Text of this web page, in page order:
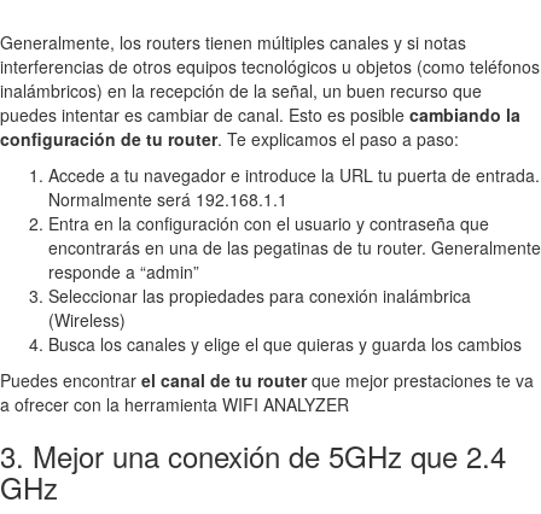
Generalmente, los routers tienen múltiples canales y si notas
interferencias de otros equipos tecnológicos u objetos (como teléfonos
inalámbricos) en la recepción de la señal, un buen recurso que
puedes intentar es cambiar de canal. Esto es posible cambiando la
configuración de tu router. Te explicamos el paso a paso:
Accede a tu navegador e introduce la URL tu puerta de entrada.
Normalmente será 192.168.1.1
Entra en la configuración con el usuario y contraseña que
encontrarás en una de las pegatinas de tu router. Generalmente
responde a “admin”
Seleccionar las propiedades para conexión inalámbrica
(Wireless)
Busca los canales y elige el que quieras y guarda los cambios
Puedes encontrar el canal de tu routerque mejor prestaciones te va
a ofrecer con la herramienta WIFI ANALYZER
3. Mejor una conexión de 5GHz que 2.4
GHz